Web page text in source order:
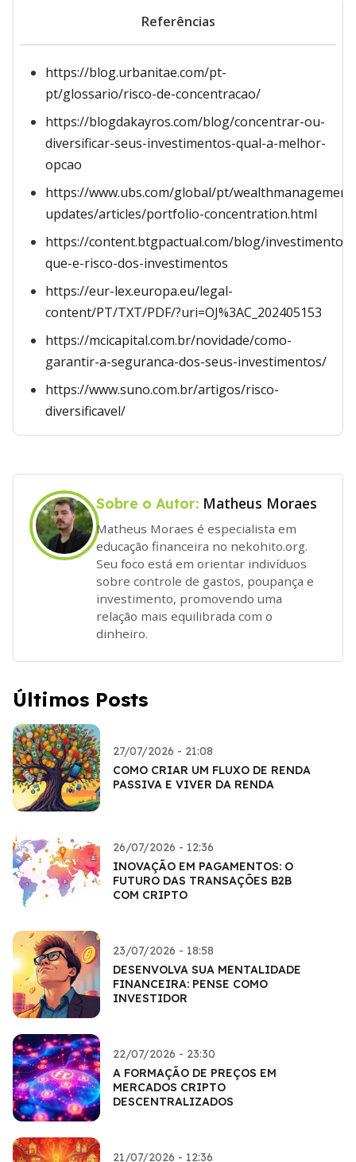
Referências
https://blog.urbanitae.com/pt-
pt/glossario/risco-de-concentracao/
https://blogdakayros.com/blog/concentrar-ou-
diversificar-seus-investimentos-qual-a-melhor-
opcao
https://www.ubs.com/global/pt/
updates/articles/portfolio-concentration.html
https://content.btgpactual.com/blog/
que-e-risco-dos-investimentos
https://eur-lex.europa.eu/legal-
content/PT/TXT/PDF/?uri=OJ%3AC_202405153
https://mcicapital.com.br/novidade/como-
garantir-a-seguranca-dos-seus-investimentos/
https://www.suno.com.br/artigos/risco-
diversificavel/
Sobre o Autor: Matheus Moraes
Matheus Moraes é especialista em
educação financeira no nekohito.org.
Seu foco está em orientar indivíduos
sobre controle de gastos, poupança e
investimento, promovendo uma
relação mais equilibrada com o
dinheiro.
Últimos Posts
27/07/2026 - 21:08
COMO CRIAR UM FLUXO DE RENDA
PASSIVA E VIVER DA RENDA
26/07/2026 - 12:36
INOVAÇÃO EM PAGAMENTOS: O
FUTURO DAS TRANSAÇÕES B2B
COM CRIPTO
23/07/2026 - 18:58
DESENVOLVA SUA MENTALIDADE
FINANCEIRA: PENSE COMO
INVESTIDOR
22/07/2026 - 23:30
A FORMAÇÃO DE PREÇOS EM
MERCADOS CRIPTO
DESCENTRALIZADOS
21/07/2026 - 12:36